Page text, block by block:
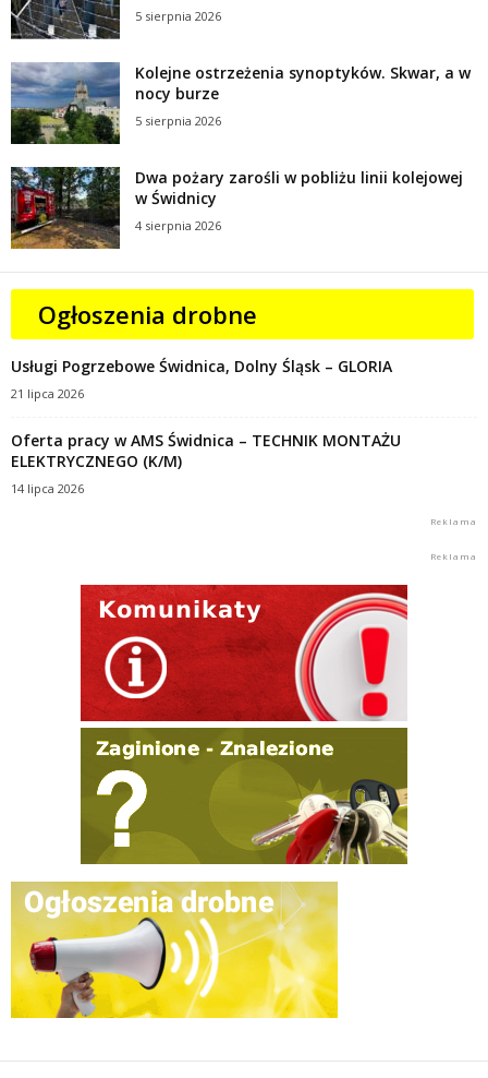
5 sierpnia 2026
Kolejne ostrzeżenia synoptyków. Skwar, a w
nocy burze
5 sierpnia 2026
Dwa pożary zarośli w pobliżu linii kolejowej
w Świdnicy
4 sierpnia 2026
Ogłoszenia drobne
Usługi Pogrzebowe Świdnica, Dolny Śląsk – GLORIA
21 lipca 2026
Oferta pracy w AMS Świdnica – TECHNIK MONTAŻU
ELEKTRYCZNEGO (K/M)
14 lipca 2026